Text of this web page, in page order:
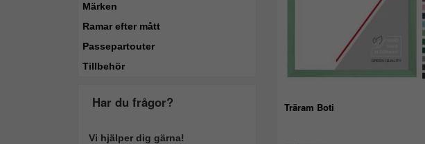
Märken
Ramar efter mått
Passepartouter
Tillbehör
Har du frågor?
Vi hjälper dig gärna!
Träram Boti